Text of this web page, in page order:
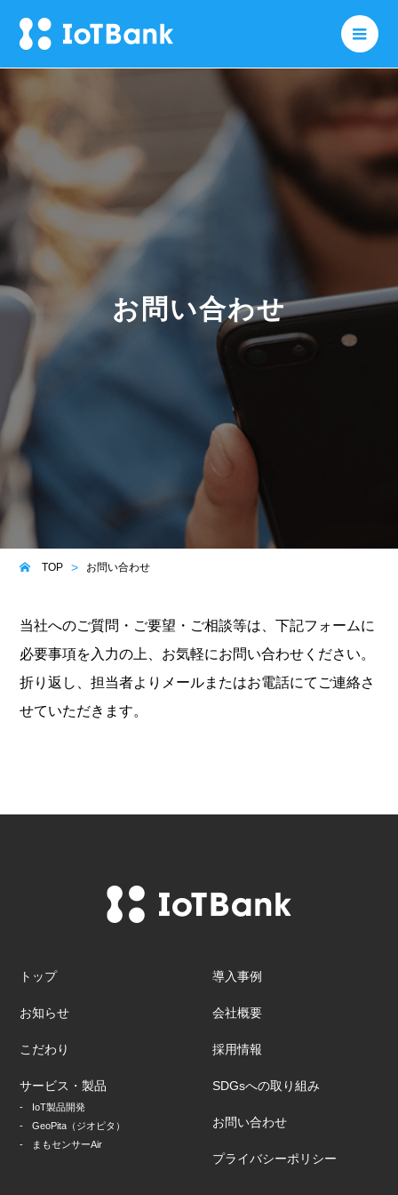
メ
お問い合わせ
TOP お問い合わせ
当社へのご質問・ご要望・ご相談等は、下記フォームに
必要事項を入力の上、お気軽にお問い合わせください。
折り返し、担当者よりメールまたはお電話にてご連絡さ
せていただきます。
トップ
お知らせ
こだわり
サービス・製品
IoT製品開発
GeoPita（ジオピタ）
まもセンサーAir
導入事例
会社概要
採用情報
SDGsへの取り組み
お問い合わせ
プライバシーポリシー